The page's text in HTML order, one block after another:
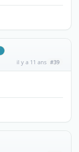
il y a 11 ans #39